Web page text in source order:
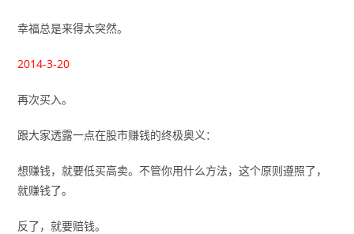
幸福总是来得太突然。
2014-3-20
再次买入。
跟大家透露一点在股市赚钱的终极奥义：
想赚钱，就要低买高卖。不管你用什么方法，这个原则遵照了，
就赚钱了。
反了，就要赔钱。